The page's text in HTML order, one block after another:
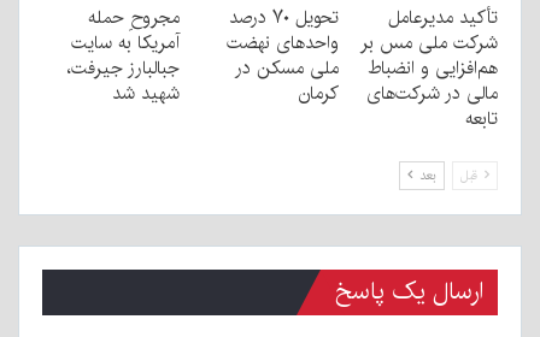
تأکید مدیرعامل
شرکت ملی مس بر
هم‌افزایی و انضباط
مالی در شرکت‌های
تابعه
تحویل ۷۰ درصد
واحدهای نهضت
ملی مسکن در
کرمان
مجروحِ حمله
آمریکا به سایت
جبالبارز جیرفت،
شهید شد
قبل بعد
ارسال یک پاسخ